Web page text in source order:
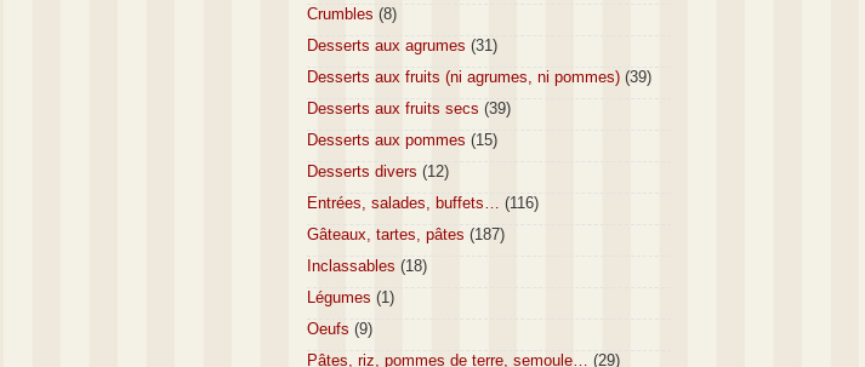
Crumbles (8)
Desserts aux agrumes (31)
Desserts aux fruits (ni agrumes, ni pommes) (39)
Desserts aux fruits secs (39)
Desserts aux pommes (15)
Desserts divers (12)
Entrées, salades, buffets… (116)
Gâteaux, tartes, pâtes (187)
Inclassables (18)
Légumes (1)
Oeufs (9)
Pâtes, riz, pommes de terre, semoule… (29)